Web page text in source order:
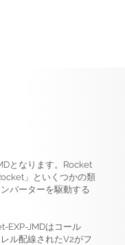
となります。Rocket
」といくつかの類
バーターを駆動する
EXP-JMDはコール
ル配線されたV2がフ